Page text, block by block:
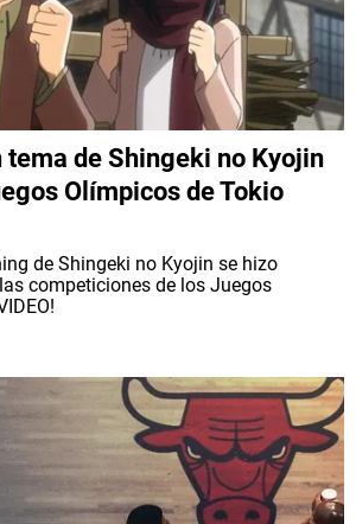
tema de Shingeki no Kyojin
Olímpicos de Tokio
de Shingeki no Kyojin se hizo
competiciones de los Juegos